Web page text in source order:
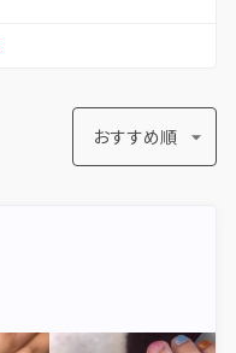
おすすめ順